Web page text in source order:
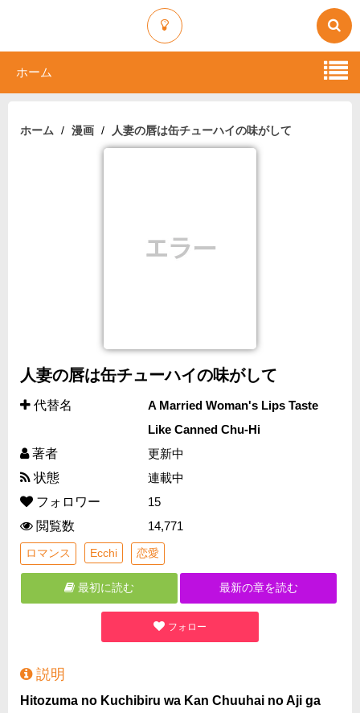
ホーム
ホーム 漫画 人妻の唇は缶チューハイの味がして
人妻の唇は缶チューハイの味がして
代替名
A Married Woman's Lips Taste
Like Canned Chu-Hi
著者
更新中
状態
連載中
フォロワー
15
閲覧数
14,771
ロマンス Ecchi 恋愛
最初に読む 最新の章を読む
フォロー
説明
Hitozuma no Kuchibiru wa Kan Chuuhai no Aji ga